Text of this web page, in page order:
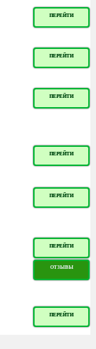
ПЕРЕЙТИ
ПЕРЕЙТИ
ПЕРЕЙТИ
ПЕРЕЙТИ
ПЕРЕЙТИ
ПЕРЕЙТИ
ОТЗЫВЫ
ПЕРЕЙТИ